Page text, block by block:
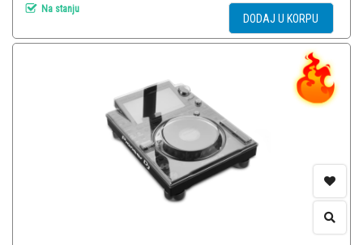
Na stanju
DODAJ U KORPU